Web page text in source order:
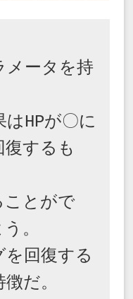
メータを持
HPが〇に
するも
ことがで
。
を回復する
だ。